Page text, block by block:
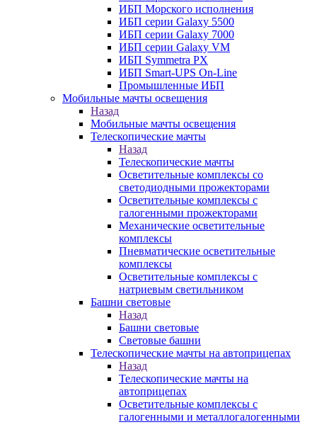
ИБП Морского исполнения
ИБП серии Galaxy 5500
ИБП серии Galaxy 7000
ИБП серии Galaxy VM
ИБП Symmetra PX
ИБП Smart-UPS On-Line
Промышленные ИБП
Мобильные мачты освещения
Назад
Мобильные мачты освещения
Телескопические мачты
Назад
Телескопические мачты
Осветительные комплексы со
светодиодными прожекторами
Осветительные комплексы с
галогенными прожекторами
Механические осветительные
комплексы
Пневматические осветительные
комплексы
Осветительные комплексы с
натриевым светильником
Башни световые
Назад
Башни световые
Световые башни
Телескопические мачты на автоприцепах
Назад
Телескопические мачты на
автоприцепах
Осветительные комплексы с
галогенными и металлогалогенными